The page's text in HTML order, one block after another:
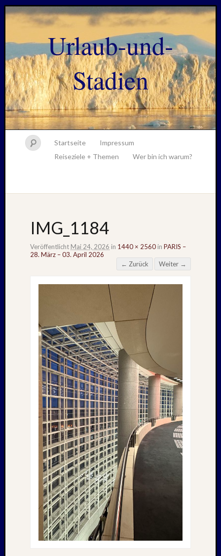
Urlaub-und-
Stadien
Startseite
Impressum
Reiseziele + Themen
Wer bin ich warum?
IMG_1184
Veröffentlicht Mai 24, 2026 in 1440 × 2560 in PARIS –
28. März – 03. April 2026
← Zurück
Weiter →